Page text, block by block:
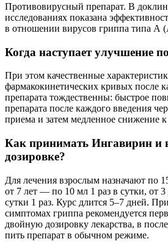
Противовирусный препарат. В
исследованиях показана
в отношении вирусов гриппа типа А
Когда наступает улучшение
При этом качественные
фармакокинетических кривых после
препарата тождественны: быстрое
препарата после каждого введения
приема и затем медленное снижение к
Как принимать Ингавирин и
дозировке?
Для лечения взрослым назначают по
от 7 лет — по 10 мл 1 раз в сутки, от
сутки 1 раз. Курс длится 5–7 дней.
симптомах гриппа рекомендуется
двойную дозировку лекарства, в
пить препарат в обычном режиме.